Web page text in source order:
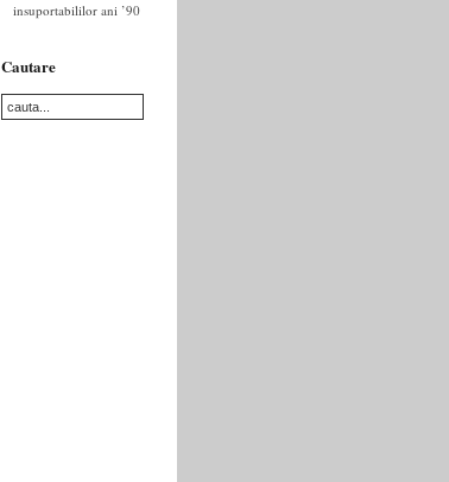
insuportabililor ani ’90
Cautare